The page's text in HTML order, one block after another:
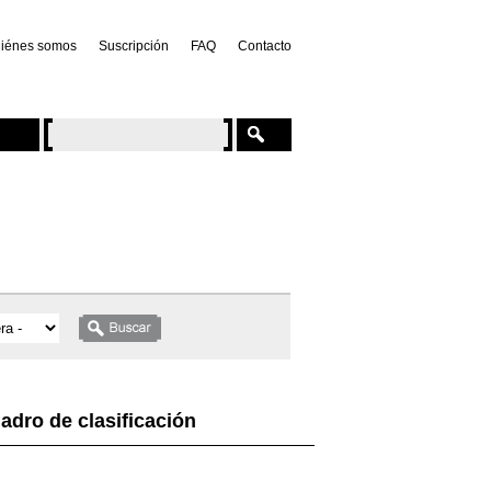
somos Suscripción FAQ Contacto
de clasificación